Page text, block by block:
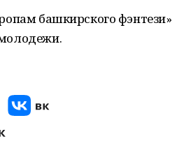
башкирского фэнтези»